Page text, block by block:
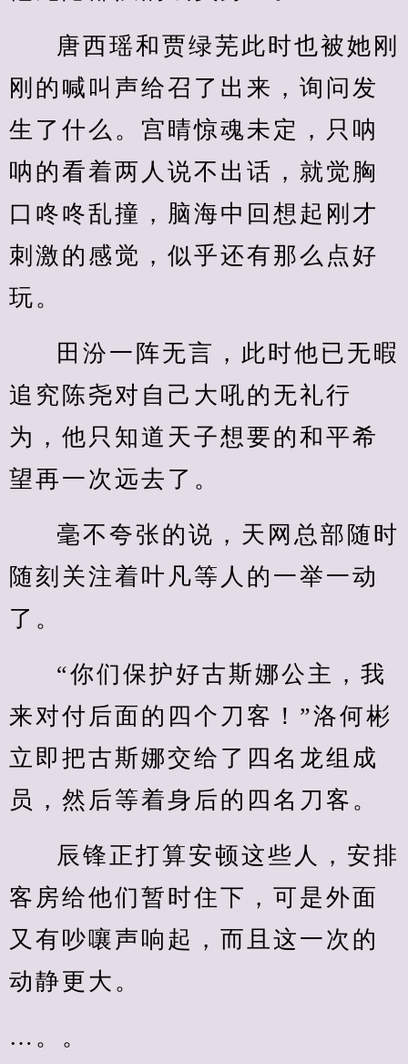
唐西瑶和贾绿芜此时也被她刚
刚的喊叫声给召了出来，询问发
生了什么。宫晴惊魂未定，只呐
呐的看着两人说不出话，就觉胸
口咚咚乱撞，脑海中回想起刚才
刺激的感觉，似乎还有那么点好
玩。
田汾一阵无言，此时他已无暇
追究陈尧对自己大吼的无礼行
为，他只知道天子想要的和平希
望再一次远去了。
毫不夸张的说，天网总部随时
随刻关注着叶凡等人的一举一动
了。
“你们保护好古斯娜公主，我
来对付后面的四个刀客！”洛何彬
立即把古斯娜交给了四名龙组成
员，然后等着身后的四名刀客。
辰锋正打算安顿这些人，安排
客房给他们暂时住下，可是外面
又有吵嚷声响起，而且这一次的
动静更大。
…。。